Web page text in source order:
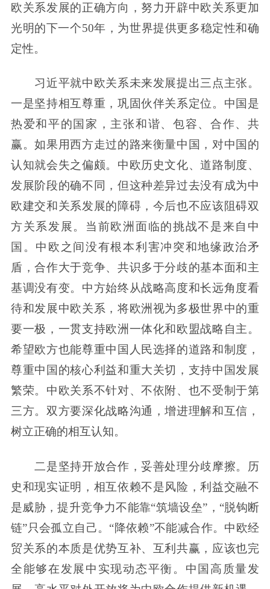
欧关系发展的正确方向，努力开辟中欧关系更加
光明的下一个50年，为世界提供更多稳定性和确
定性。
习近平就中欧关系未来发展提出三点主张。
一是坚持相互尊重，巩固伙伴关系定位。中国是
热爱和平的国家，主张和谐、包容、合作、共
赢。如果用西方走过的路来衡量中国，对中国的
认知就会失之偏颇。中欧历史文化、道路制度、
发展阶段的确不同，但这种差异过去没有成为中
欧建交和关系发展的障碍，今后也不应该阻碍双
方关系发展。当前欧洲面临的挑战不是来自中
国。中欧之间没有根本利害冲突和地缘政治矛
盾，合作大于竞争、共识多于分歧的基本面和主
基调没有变。中方始终从战略高度和长远角度看
待和发展中欧关系，将欧洲视为多极世界中的重
要一极，一贯支持欧洲一体化和欧盟战略自主。
希望欧方也能尊重中国人民选择的道路和制度，
尊重中国的核心利益和重大关切，支持中国发展
繁荣。中欧关系不针对、不依附、也不受制于第
三方。双方要深化战略沟通，增进理解和互信，
树立正确的相互认知。
二是坚持开放合作，妥善处理分歧摩擦。历
史和现实证明，相互依赖不是风险，利益交融不
是威胁，提升竞争力不能靠“筑墙设垒”，“脱钩断
链”只会孤立自己。“降依赖”不能减合作。中欧经
贸关系的本质是优势互补、互利共赢，应该也完
全能够在发展中实现动态平衡。中国高质量发